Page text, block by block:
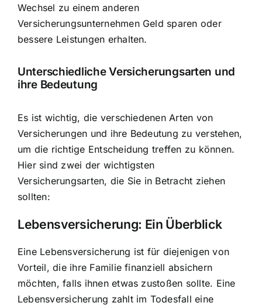
Wechsel zu einem anderen
Versicherungsunternehmen Geld sparen oder
bessere Leistungen erhalten.
Unterschiedliche Versicherungsarten und
ihre Bedeutung
Es ist wichtig, die verschiedenen Arten von
Versicherungen und ihre Bedeutung zu verstehen,
um die richtige Entscheidung treffen zu können.
Hier sind zwei der wichtigsten
Versicherungsarten, die Sie in Betracht ziehen
sollten:
Lebensversicherung: Ein Überblick
Eine Lebensversicherung ist für diejenigen von
Vorteil, die ihre Familie finanziell absichern
möchten, falls ihnen etwas zustoßen sollte. Eine
Lebensversicherung zahlt im Todesfall eine